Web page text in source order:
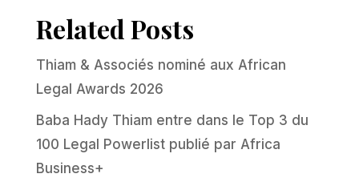
Related Posts
Thiam & Associés nominé aux African
Legal Awards 2026
Baba Hady Thiam entre dans le Top 3 du
100 Legal Powerlist publié par Africa
Business+